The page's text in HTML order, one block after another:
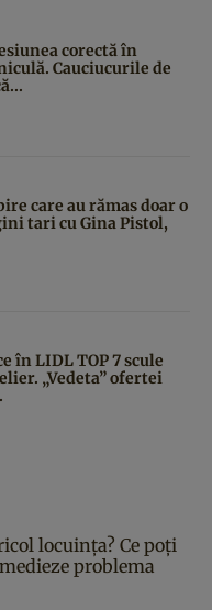
corectă în
Cauciucurile de
care au rămas doar o
tari cu Gina Pistol,
în LIDL TOP 7 scule
„Vedeta” ofertei
locuința? Ce poți
problema